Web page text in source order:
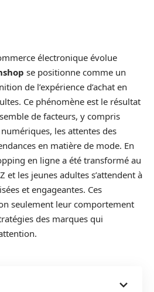
électronique évolue
se positionne comme un
de l’expérience d’achat en
Ce phénomène est le résultat
de facteurs, y compris
les attentes des
en matière de mode. En
en ligne a été transformé au
et les jeunes adultes s’attendent à
et engageantes. Ces
seulement leur comportement
des marques qui